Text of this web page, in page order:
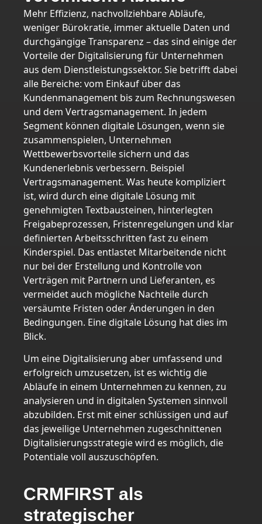
Mehr Effizienz, nachvollziehbare Abläufe,
weniger Bürokratie, immer aktuelle Daten und
durchgängige Transparenz – das sind einige der
Vorteile der Digitalisierung für Unternehmen
aus dem Dienstleistungssektor. Sie betrifft dabei
alle Bereiche: vom Einkauf über das
Kundenmanagement bis zum Rechnungswesen
und dem Vertragsmanagement. In jedem
Segment können digitale Lösungen, wenn sie
zusammenspielen, Unternehmen
Wettbewerbsvorteile sichern und das
Kundenerlebnis verbessern. Beispiel
Vertragsmanagement. Was heute kompliziert
ist, wird durch eine digitale Lösung mit
genehmigten Textbausteinen, hinterlegten
Freigabeprozessen, Fristenregelungen und klar
definierten Arbeitsschritten fast zu einem
Kinderspiel. Das entlastet Mitarbeitende nicht
nur bei der Erstellung und Kontrolle von
Verträgen mit Partnern und Lieferanten, es
vermeidet auch mögliche Nachteile durch
versäumte Fristen oder Änderungen in den
Bedingungen. Eine digitale Lösung hat dies im
Blick.
Um eine Digitalisierung aber umfassend und
erfolgreich umzusetzen, ist es wichtig die
Abläufe in einem Unternehmen zu kennen, zu
analysieren und in digitalen Systemen sinnvoll
abzubilden. Erst mit einer schlüssigen und auf
das jeweilige Unternehmen zugeschnittenen
Digitalisierungsstrategie wird es möglich, die
Potentiale voll auszuschöpfen.
CRMFIRST als
strategischer